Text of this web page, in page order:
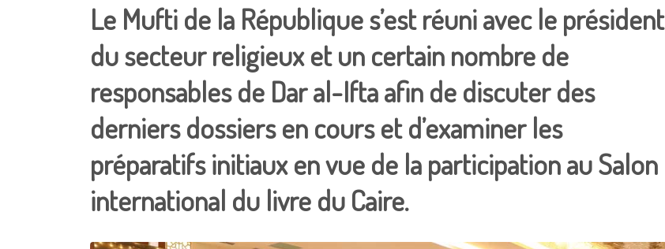
Le Mufti de la République s’est réuni avec le président
du secteur religieux et un certain nombre de
responsables de Dar al-Ifta afin de discuter des
derniers dossiers en cours et d’examiner les
préparatifs initiaux en vue de la participation au Salon
international du livre du Caire.